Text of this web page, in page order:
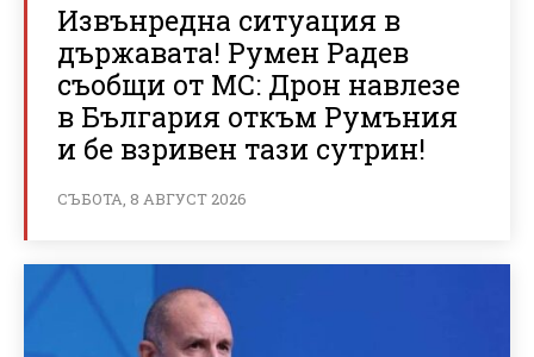
Извънредна ситуация в
държавата! Румен Радев
съобщи от МС: Дрон навлезе
в България откъм Румъния
и бе взривен тази сутрин!
СЪБОТА, 8 АВГУСТ 2026